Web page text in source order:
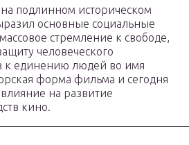
подлинном историческом
основные социальные
стремление к свободе,
человеческого
к единению людей во имя
форма фильма и сегодня
на развитие
кино.